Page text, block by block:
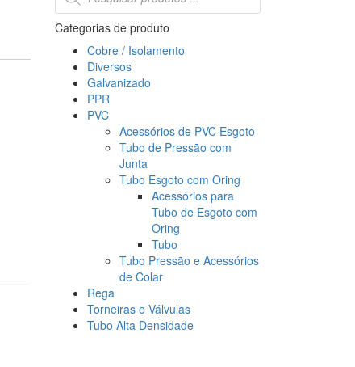
Categorias de produto
Cobre / Isolamento
Diversos
Galvanizado
PPR
PVC
Acessórios de PVC Esgoto
Tubo de Pressão com
Junta
Tubo Esgoto com Oring
Acessórios para
Tubo de Esgoto com
Oring
Tubo
Tubo Pressão e Acessórios
de Colar
Rega
Torneiras e Válvulas
Tubo Alta Densidade